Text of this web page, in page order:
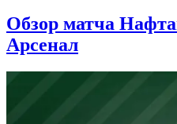
Обзор матча
Арсенал